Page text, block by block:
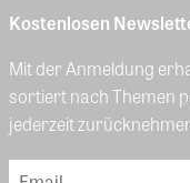
Kostenlosen
Mit der Anmeldung
sortiert nach Themen
jederzeit